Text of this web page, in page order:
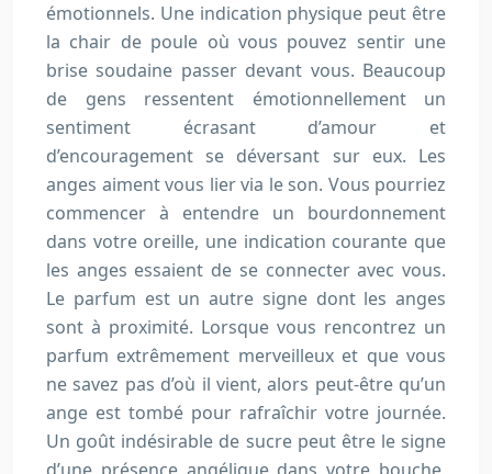
émotionnels. Une indication physique peut être
la chair de poule où vous pouvez sentir une
brise soudaine passer devant vous. Beaucoup
de gens ressentent émotionnellement un
sentiment écrasant d’amour et
d’encouragement se déversant sur eux. Les
anges aiment vous lier via le son. Vous pourriez
commencer à entendre un bourdonnement
dans votre oreille, une indication courante que
les anges essaient de se connecter avec vous.
Le parfum est un autre signe dont les anges
sont à proximité. Lorsque vous rencontrez un
parfum extrêmement merveilleux et que vous
ne savez pas d’où il vient, alors peut-être qu’un
ange est tombé pour rafraîchir votre journée.
Un goût indésirable de sucre peut être le signe